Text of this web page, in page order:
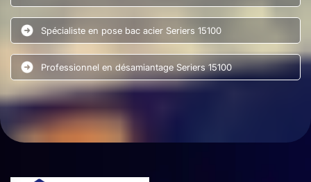
Spécialiste en pose bac acier Seriers 15100
Professionnel en désamiantage Seriers 15100